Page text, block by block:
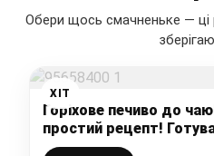
Обери щось смачненьке — ці
ХІТ
Горіхове печиво до
простий рецепт!
максимум!